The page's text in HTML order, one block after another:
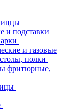
и подставки
и газовые
полки
фритюрные,